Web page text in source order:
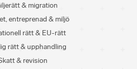
& migration
entreprenad & miljö
rätt & EU-rätt
rätt & upphandling
& revision